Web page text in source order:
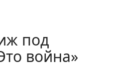
под
война»